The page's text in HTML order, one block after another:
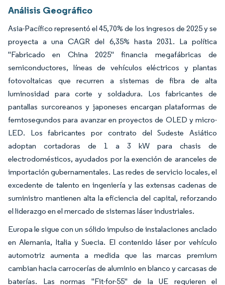
Análisis Geográfico
Asia-Pacífico representó el 45,70% de los ingresos de 2025 y se
proyecta a una CAGR del 6,35% hasta 2031. La política
"Fabricado en China 2025" financia megafábricas de
semiconductores, líneas de vehículos eléctricos y plantas
fotovoltaicas que recurren a sistemas de fibra de alta
luminosidad para corte y soldadura. Los fabricantes de
pantallas surcoreanos y japoneses encargan plataformas de
femtosegundos para avanzar en proyectos de OLED y micro-
LED. Los fabricantes por contrato del Sudeste Asiático
adoptan cortadoras de 1 a 3 kW para chasis de
electrodomésticos, ayudados por la exención de aranceles de
importación gubernamentales. Las redes de servicio locales, el
excedente de talento en ingeniería y las extensas cadenas de
suministro mantienen alta la eficiencia del capital, reforzando
el liderazgo en el mercado de sistemas láser industriales.
Europa le sigue con un sólido impulso de instalaciones anclado
en Alemania, Italia y Suecia. El contenido láser por vehículo
automotriz aumenta a medida que las marcas premium
cambian hacia carrocerías de aluminio en blanco y carcasas de
baterías. Las normas "Fit-for-55" de la UE requieren el